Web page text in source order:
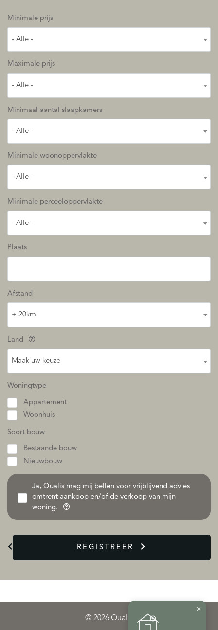
Minimale prijs
- Alle -
Maximale prijs
- Alle -
Minimaal aantal slaapkamers
- Alle -
Minimale woonoppervlakte
- Alle -
Minimale perceeloppervlakte
- Alle -
Plaats
Afstand
+ 20km
Land
Maak uw keuze
Woningtype
Appartement
Woonhuis
Soort bouw
Bestaande bouw
Nieuwbouw
Ja, Qualis mag mij bellen voor vrijblijvend advies
omtrent aankoop en/of de verkoop van mijn
woning.
REGISTREER
© 2026 Qualis
×